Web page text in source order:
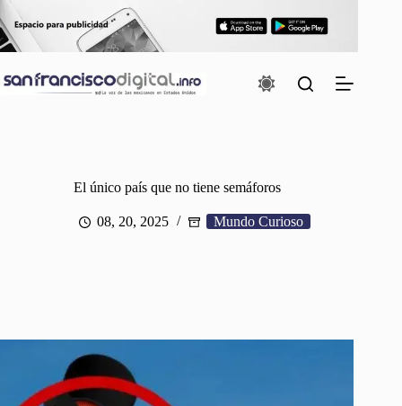
al
contenido
El único país que no tiene semáforos
08, 20, 2025 Mundo Curioso